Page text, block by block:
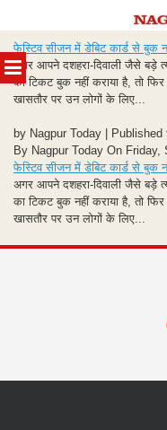
MENU
to
content
फेस्टिव सीजन में डेबिट कार्ड से बुक
अगर आपने दशहरा-दिवाली जैसे बड़े
का टिकट बुक नहीं कराया है, तो
खासतौर पर उन लोगों के लिए...
by Nagpur Today |
By Nagpur Today On Friday,
फेस्टिव सीजन में डेबिट कार्ड से बुक
अगर आपने दशहरा-दिवाली जैसे बड़े
का टिकट बुक नहीं कराया है, तो
खासतौर पर उन लोगों के लिए...